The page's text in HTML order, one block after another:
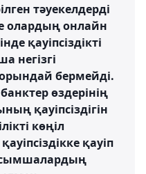
тәуекелдерді
олардың онлайн
қауіпсіздікті
негізгі
бермейді.
өздерінің
қауіпсіздігін
көңіл
қауіп